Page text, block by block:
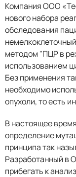
Компания ООО
нового набора
обследования
методом "ПЦР в
использованием
Без применения
необходимо
опухоли, то есть
В настоящее
определение
принципа так
Разработанный в
прибегать к